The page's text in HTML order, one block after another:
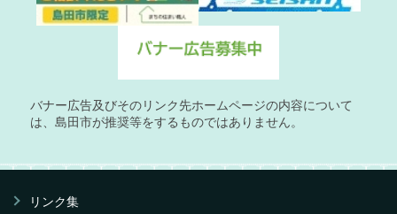
バナー広告及びそのリンク先ホームページの内容について
は、島田市が推奨等をするものではありません。
リンク集